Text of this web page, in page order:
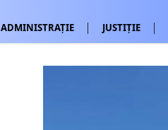
ADMINISTRAȚIE JUSTIȚIE